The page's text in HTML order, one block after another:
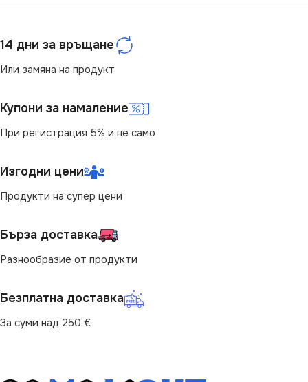
ЦВЕТНА ТЕМПЕРАТУРА
(LM)
МОЩНОСТ (W) 0.6
ПРЕДНАЗНАЧЕНИЕ
14 дни за връщане
Или замяна на продукт
Купони за намаление
При регистрация 5% и не само
Изгодни цени
Продукти на супер цени
Бърза доставка
Разнообразие от продукти
Безплатна доставка
За суми над 250 €